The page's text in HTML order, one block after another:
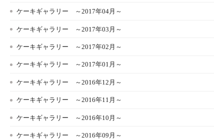
ケーキギャラリー ～2017年04月～
ケーキギャラリー ～2017年03月～
ケーキギャラリー ～2017年02月～
ケーキギャラリー ～2017年01月～
ケーキギャラリー ～2016年12月～
ケーキギャラリー ～2016年11月～
ケーキギャラリー ～2016年10月～
ケーキギャラリー ～2016年09月～